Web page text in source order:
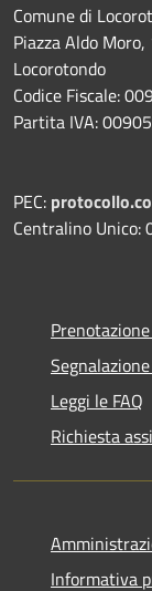
Comune di
Piazza Aldo
Locorotondo
Codice Fiscale:
Partita IVA:
PEC:
Centralino Unico:
Leggi le FAQ
Richiesta
Informativa